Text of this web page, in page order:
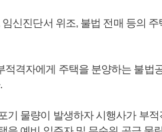
신진단서 위조, 불법 전매 등의
격자에게 주택을 분양하는 불법
기 물량이 발생하자 시행사가 부